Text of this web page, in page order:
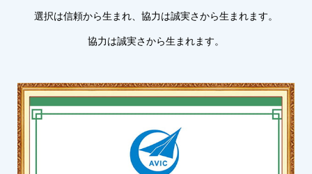
選択は信頼から生まれ、協力は誠実さから生まれます。
協力は誠実さから生まれます。